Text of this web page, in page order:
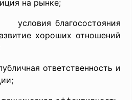
рынке;
хороших отношений
ответственность и